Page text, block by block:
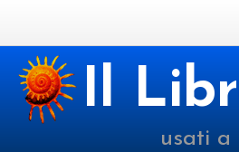
Cookie Policy
Login o registrati
Il
usati a